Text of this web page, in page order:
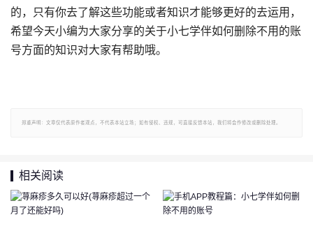
的，只有你去了解这些功能或者知识才能够更好的去运用，
希望今天小编为大家分享的关于小七学伴如何删除不用的账
号方面的知识对大家有帮助哦。
郑重声明：文章仅代表原作者观点，不代表本站立场；如有侵权、违规，可直接反馈本站，我们将会作修改或删除处理。
相关阅读